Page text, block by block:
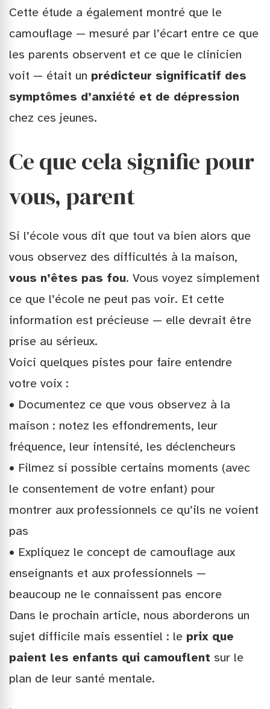
Cette étude a également montré que le
camouflage — mesuré par l’écart entre ce que
les parents observent et ce que le clinicien
voit — était un prédicteur significatif des
symptômes d’anxiété et de dépression
chez ces jeunes.
Ce que cela signifie pour
vous, parent
Si l’école vous dit que tout va bien alors que
vous observez des difficultés à la maison,
vous n’êtes pas fou. Vous voyez simplement
ce que l’école ne peut pas voir. Et cette
information est précieuse — elle devrait être
prise au sérieux.
Voici quelques pistes pour faire entendre
votre voix :
• Documentez ce que vous observez à la
maison : notez les effondrements, leur
fréquence, leur intensité, les déclencheurs
• Filmez si possible certains moments (avec
le consentement de votre enfant) pour
montrer aux professionnels ce qu’ils ne voient
pas
• Expliquez le concept de camouflage aux
enseignants et aux professionnels —
beaucoup ne le connaissent pas encore
Dans le prochain article, nous aborderons un
sujet difficile mais essentiel : le prix que
paient les enfants qui camouflent sur le
plan de leur santé mentale.